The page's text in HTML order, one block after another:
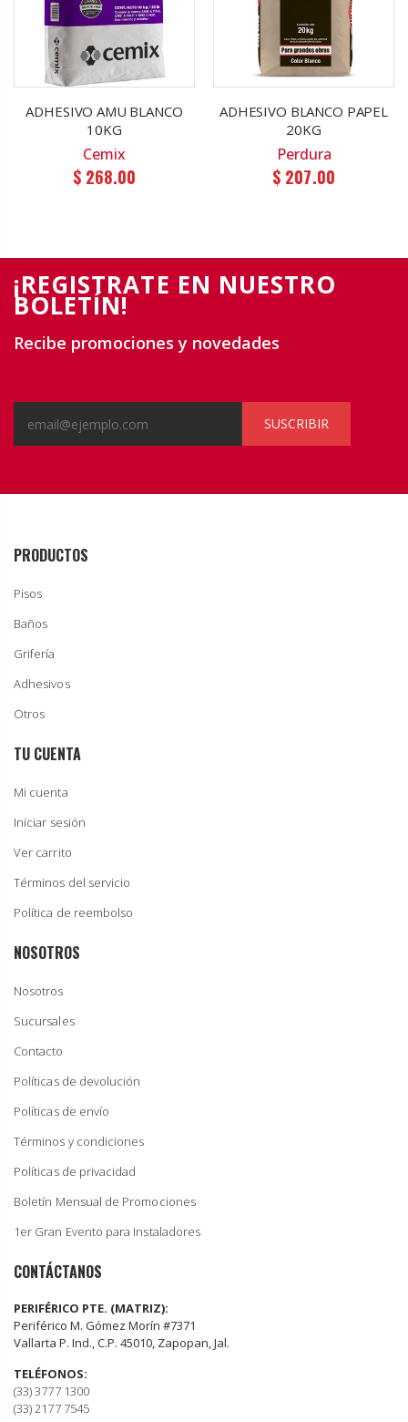
ADHESIVO AMU BLANCO
10KG
Cemix
$ 268.00
ADHESIVO BLANCO PAPEL
20KG
Perdura
$ 207.00
¡REGISTRATE EN NUESTRO
BOLETÍN!
Recibe promociones y novedades
SUSCRIBIR
PRODUCTOS
Pisos
Baños
Grifería
Adhesivos
Otros
TU CUENTA
Mi cuenta
Iniciar sesión
Ver carrito
Términos del servicio
Política de reembolso
NOSOTROS
Nosotros
Sucursales
Contacto
Políticas de devolución
Políticas de envío
Términos y condiciones
Políticas de privacidad
Boletín Mensual de Promociones
1er Gran Evento para Instaladores
CONTÁCTANOS
PERIFÉRICO PTE. (MATRIZ):
Periférico M. Gómez Morín #7371
Vallarta P. Ind., C.P. 45010, Zapopan, Jal.
TELÉFONOS:
(33) 3777 1300
(33) 2177 7545